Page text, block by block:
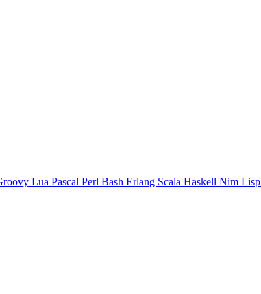
Lua Pascal Perl Bash Erlang Scala Haskell Nim Lisp